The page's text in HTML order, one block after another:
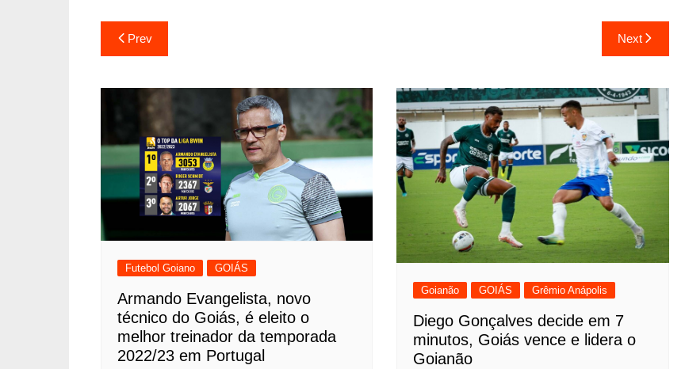
Prev Next
Futebol Goiano GOIÁS
Armando Evangelista, novo
técnico do Goiás, é eleito o
melhor treinador da temporada
2022/23 em Portugal
Goianão GOIÁS Grêmio Anápolis
Diego Gonçalves decide em 7
minutos, Goiás vence e lidera o
Goianão